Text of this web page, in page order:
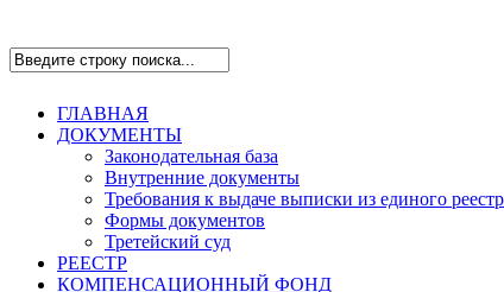
ГЛАВНАЯ
ДОКУМЕНТЫ
Законодательная база
Внутренние документы
Требования к выдаче выписки из единого
Формы документов
Третейский суд
РЕЕСТР
КОМПЕНСАЦИОННЫЙ ФОНД